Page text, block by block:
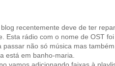
recentemente deve de ter
Esta rádio com o nome de OST
passar não só música mas
está em banho-maria.